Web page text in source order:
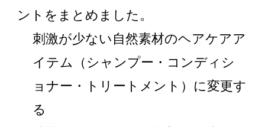
ントをまとめました。
刺激が少ない自然素材のヘアケアア
イテム（シャンプー・コンディシ
ョナー・トリートメント）に変更す
る